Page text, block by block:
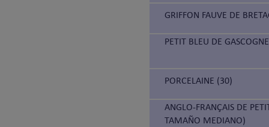
GRIFFON FAUVE DE
PETIT BLEU DE
PORCELAINE (30)
ANGLO-FRANÇAIS DE
TAMAÑO MEDIANO)